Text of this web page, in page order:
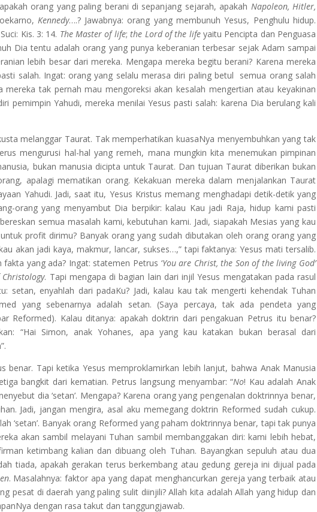
orang yang paling berani di sepanjang sejarah, apakah Napoleon, Hitler,
Kennedy….? Jawabnya: orang yang membunuh Yesus, Penghulu hidup.
Kis. 3: 14. The Master of life;the Lord of the life yaitu Pencipta dan Penguasa
Dia tentu adalah orang yang punya keberanian terbesar sejak Adam sampai
lebih besar dari mereka. Mengapa mereka begitu berani? Karena mereka
salah. Ingat: orang yang selalu merasa diri paling betul semua orang salah
mereka tak pernah mau mengoreksi akan kesalah mengertian atau keyakinan
pemimpin Yahudi, mereka menilai Yesus pasti salah: karena Dia berulang kali
melanggar Taurat. Tak memperhatikan kuasaNya menyembuhkan yang tak
mengurusi hal-hal yang remeh, mana mungkin kita menemukan pimpinan
bukan manusia dicipta untuk Taurat. Dan tujuan Taurat diberikan bukan
apalagi mematikan orang. Kekakuan mereka dalam menjalankan Taurat
Yahudi. Jadi, saat itu, Yesus Kristus memang menghadapi detik-detik yang
orang yang menyambut Dia berpikir: kalau Kau jadi Raja, hidup kami pasti
semua masalah kami, kebutuhan kami. Jadi, siapakah Mesias yang kau
profit dirimu? Banyak orang yang sudah dibutakan oleh orang orang yang
akan jadi kaya, makmur, lancar, sukses…,” tapi faktanya: Yesus mati tersalib.
yang ada? Ingat: statemen Petrus ‘You are Christ, the Son of the living God’
. Tapi mengapa di bagian lain dari injil Yesus mengatakan pada rasul
setan, enyahlah dari padaKu? Jadi, kalau kau tak mengerti kehendak Tuhan
yang sebenarnya adalah setan. (Saya percaya, tak ada pendeta yang
Reformed). Kalau ditanya: apakah doktrin dari pengakuan Petrus itu benar?
“Hai Simon, anak Yohanes, apa yang kau katakan bukan berasal dari
benar. Tapi ketika Yesus memproklamirkan lebih lanjut, bahwa Anak Manusia
bangkit dari kematian. Petrus langsung menyambar: “No! Kau adalah Anak
dia ‘setan’. Mengapa? Karena orang yang pengenalan doktrinnya benar,
Jadi, jangan mengira, asal aku memegang doktrin Reformed sudah cukup.
‘setan’. Banyak orang Reformed yang paham doktrinnya benar, tapi tak punya
akan sambil melayani Tuhan sambil membanggakan diri: kami lebih hebat,
ketimbang kalian dan dibuang oleh Tuhan. Bayangkan sepuluh atau dua
tiada, apakah gerakan terus berkembang atau gedung gereja ini dijual pada
. Masalahnya: faktor apa yang dapat menghancurkan gereja yang terbaik atau
pesat di daerah yang paling sulit diinjili? Allah kita adalah Allah yang hidup dan
dengan rasa takut dan tanggungjawab.